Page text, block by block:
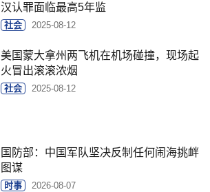
汉认罪面临最高5年监
社会 2025-08-12
美国蒙大拿州两飞机在机场碰撞，现场起
火冒出滚滚浓烟
社会 2025-08-12
国防部：中国军队坚决反制任何闹海挑衅
图谋
时事 2026-08-07